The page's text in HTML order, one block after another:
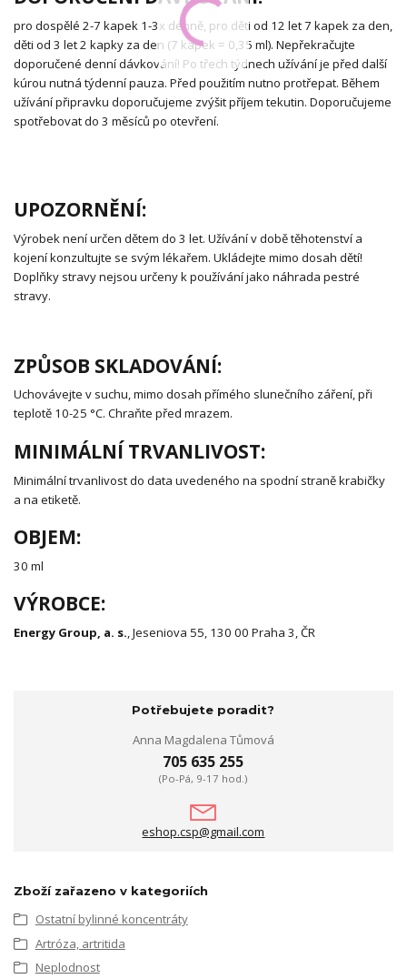
pro dospělé 2-7 kapek 1-3x denně, pro děti od 12 let 7 kapek za den,
děti od 3 let 2 kapky za den (7 kapek = 0,35 ml). Nepřekračujte
doporučené denní dávkování! Po třech týdnech užívání je před další
kúrou nutná týdenní pauza. Před použitím nutno protřepat. Během
užívání připravku doporučujeme zvýšit příjem tekutin. Doporučujeme
spotřebovat do 3 měsíců po otevření.
UPOZORNĚNÍ:
Výrobek není určen dětem do 3 let. Užívání v době těhotenství a
kojení konzultujte se svým lékařem. Ukládejte mimo dosah dětí!
Doplňky stravy nejsou určeny k používání jako náhrada pestré
stravy.
ZPŮSOB SKLADOVÁNÍ:
Uchovávejte v suchu, mimo dosah přímého slunečního záření, při
teplotě 10-25 °C. Chraňte před mrazem.
MINIMÁLNÍ TRVANLIVOST:
Minimální trvanlivost do data uvedeného na spodní straně krabičky
a na etiketě.
OBJEM:
30 ml
VÝROBCE:
Energy Group, a. s., Jeseniova 55, 130 00 Praha 3, ČR
Potřebujete poradit?
Anna Magdalena Tůmová
705 635 255
(Po-Pá, 9-17 hod.)
eshop.csp@gmail.com
Zboží zařazeno v kategoriích
Ostatní bylinné koncentráty
Artróza, artritida
Neplodnost